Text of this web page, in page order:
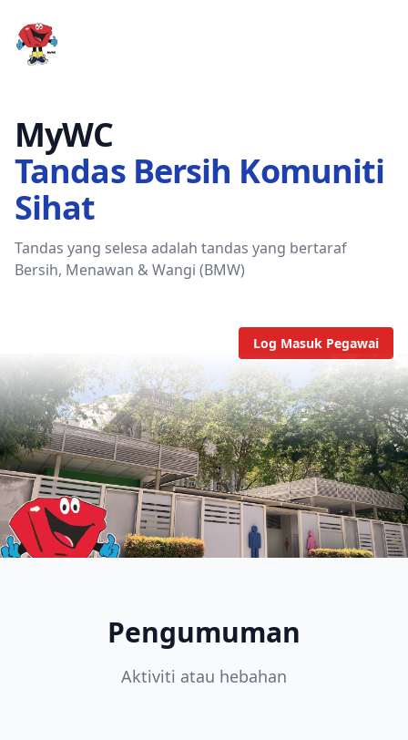
MyWC
MyWC
Tandas Bersih Komuniti
Sihat
Tandas yang selesa adalah tandas yang bertaraf
Bersih, Menawan & Wangi (BMW)
Log Masuk Pegawai
Pengumuman
Aktiviti atau hebahan